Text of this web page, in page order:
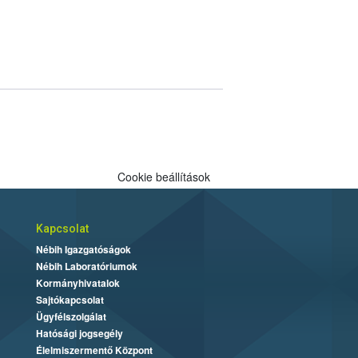
Cookie beállítások
Kapcsolat
Nébih Igazgatóságok
Nébih Laboratóriumok
Kormányhivatalok
Sajtókapcsolat
Ügyfélszolgálat
Hatósági jogsegély
Élelmiszermentő Központ